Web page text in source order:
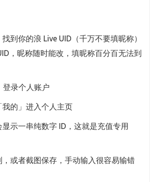
到你的浪 Live UID（千万不要填昵称）
，昵称随时能改，填昵称百分百无法到
登录个人账户
我的」进入个人主页
示一串纯数字 ID，这就是充值专用
或者截图保存，手动输入很容易输错